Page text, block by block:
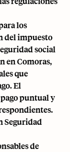
los
del impuesto
social
en Comoras,
que
El
puntual y
Seguridad
de